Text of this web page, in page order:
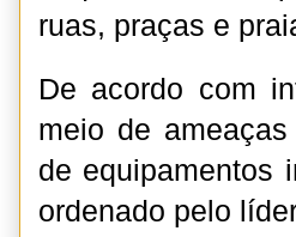
ruas, praças e
De acordo com
meio de
de equipamentos
ordenado pelo